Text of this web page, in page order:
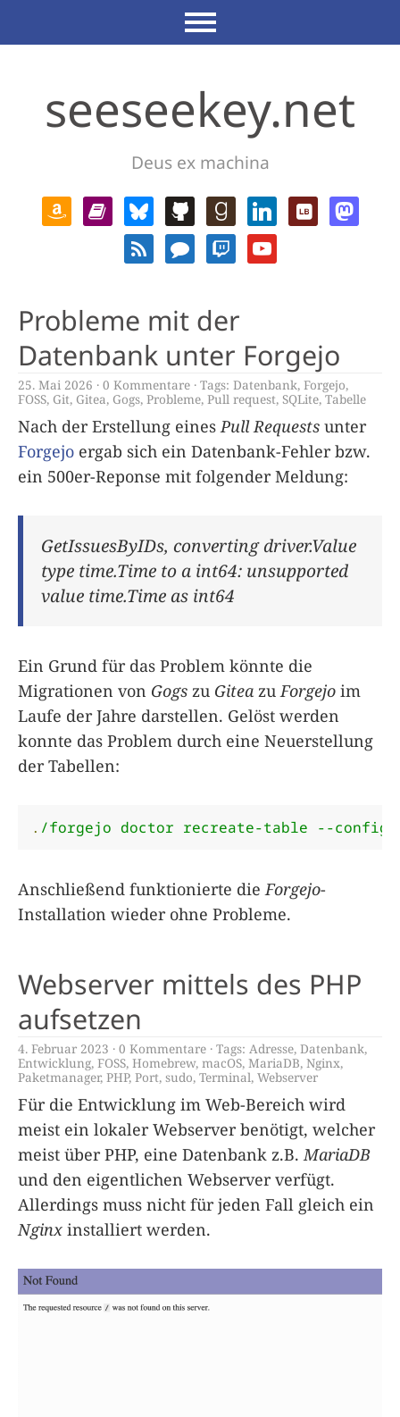
seeseekey.net
Deus ex machina
Probleme mit der
Datenbank unter Forgejo
25. Mai 2026 0 Kommentare Tags: Datenbank, Forgejo,
FOSS, Git, Gitea, Gogs, Probleme, Pull request, SQLite, Tabelle
Nach der Erstellung eines Pull Requests unter
Forgejo ergab sich ein Datenbank-Fehler bzw.
ein 500er-Reponse mit folgender Meldung:
GetIssuesByIDs, converting driver.Value
type time.Time to a int64: unsupported
value time.Time as int64
Ein Grund für das Problem könnte die
Migrationen von Gogs zu Gitea zu Forgejo im
Laufe der Jahre darstellen. Gelöst werden
konnte das Problem durch eine Neuerstellung
der Tabellen:
. /forgejo doctor recreate-table --config
Anschließend funktionierte die Forgejo-
Installation wieder ohne Probleme.
Webserver mittels des PHP
aufsetzen
4. Februar 2023 0 Kommentare Tags: Adresse, Datenbank,
Entwicklung, FOSS, Homebrew, macOS, MariaDB, Nginx,
Paketmanager, PHP, Port, sudo, Terminal, Webserver
Für die Entwicklung im Web-Bereich wird
meist ein lokaler Webserver benötigt, welcher
meist über PHP, eine Datenbank z.B. MariaDB
und den eigentlichen Webserver verfügt.
Allerdings muss nicht für jeden Fall gleich ein
Nginx installiert werden.